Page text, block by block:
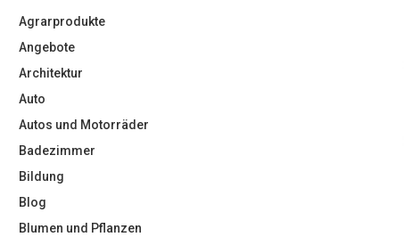
Agrarprodukte
Angebote
Architektur
Auto
Autos und Motorräder
Badezimmer
Bildung
Blog
Blumen und Pflanzen